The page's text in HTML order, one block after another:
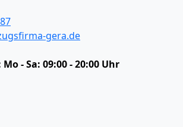
gera.de
Mo - Sa: 09:00 - 20:00 Uhr